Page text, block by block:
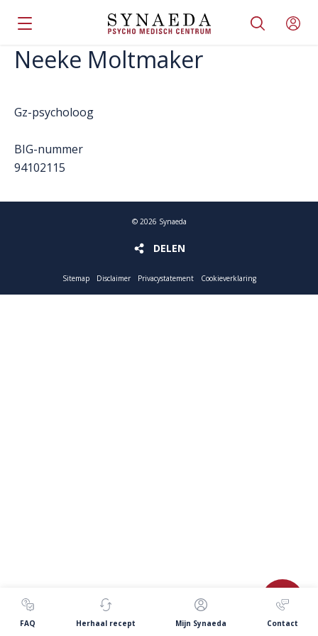
Neeke Moltmaker
Gz-psycholoog
BIG-nummer
94102115
© 2026 Synaeda
DELEN
DELEN
Sitemap Disclaimer Privacystatement Cookieverklaring
FAQ Herhaal recept Mijn Synaeda Contact